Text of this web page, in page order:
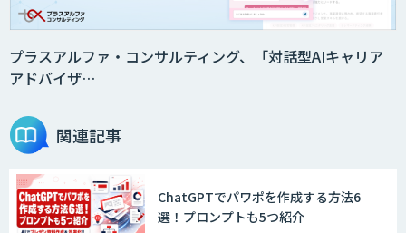
プラスアルファ・コンサルティング、「対話型AIキャリア
アドバイザ…
関連記事
ChatGPTでパワポを作成する方法6
選！プロンプトも5つ紹介